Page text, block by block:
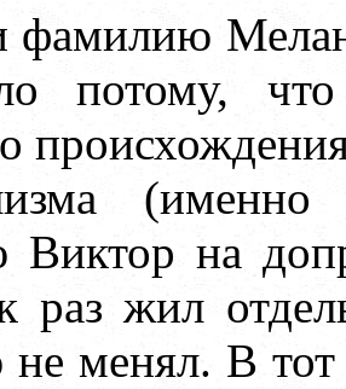
фамилию
потому,
Виктор на
раз жил
менял. В тот